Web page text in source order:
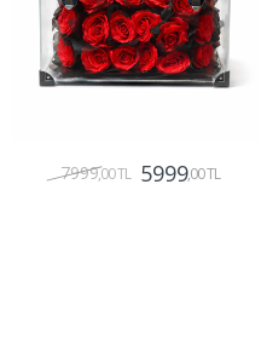
7999,00 TL 5999,00 TL